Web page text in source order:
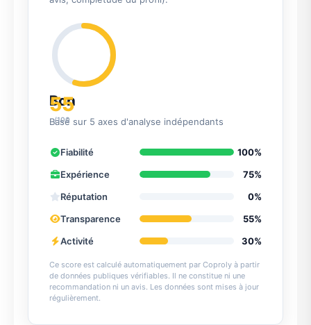
55
/100
Bon
Basé sur 5 axes d'analyse indépendants
Fiabilité
100%
Expérience
75%
Réputation
0%
Transparence
55%
Activité
30%
Ce score est calculé automatiquement par Coproly à partir
de données publiques vérifiables. Il ne constitue ni une
recommandation ni un avis. Les données sont mises à jour
régulièrement.